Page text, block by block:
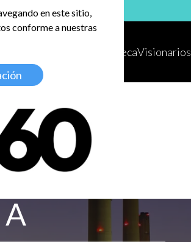
HemerotecaVisionarios
en este sitio,
conforme a nuestras